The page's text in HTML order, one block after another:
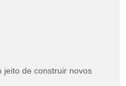
jeito de construir novos